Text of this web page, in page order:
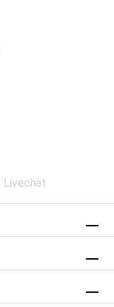
Livechat